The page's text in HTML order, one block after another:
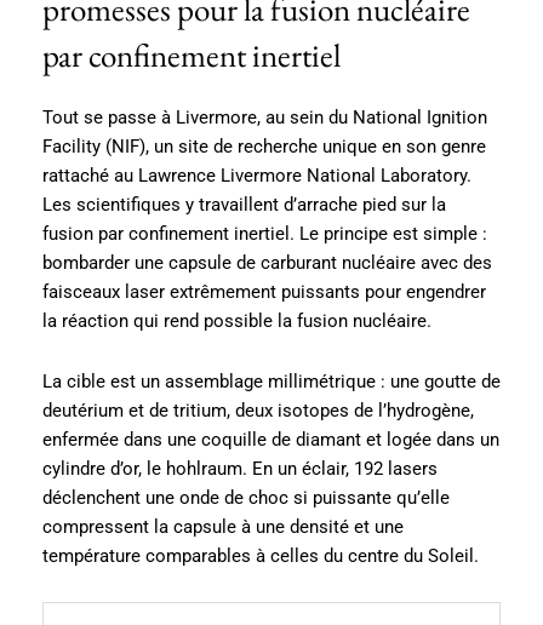
promesses pour la fusion nucléaire
par confinement inertiel
Tout se passe à Livermore, au sein du National Ignition
Facility (NIF), un site de recherche unique en son genre
rattaché au Lawrence Livermore National Laboratory.
Les scientifiques y travaillent d’arrache pied sur la
fusion par confinement inertiel. Le principe est simple :
bombarder une capsule de carburant nucléaire avec des
faisceaux laser extrêmement puissants pour engendrer
la réaction qui rend possible la fusion nucléaire.
La cible est un assemblage millimétrique : une goutte de
deutérium et de tritium, deux isotopes de l’hydrogène,
enfermée dans une coquille de diamant et logée dans un
cylindre d’or, le hohlraum. En un éclair, 192 lasers
déclenchent une onde de choc si puissante qu’elle
compressent la capsule à une densité et une
température comparables à celles du centre du Soleil.